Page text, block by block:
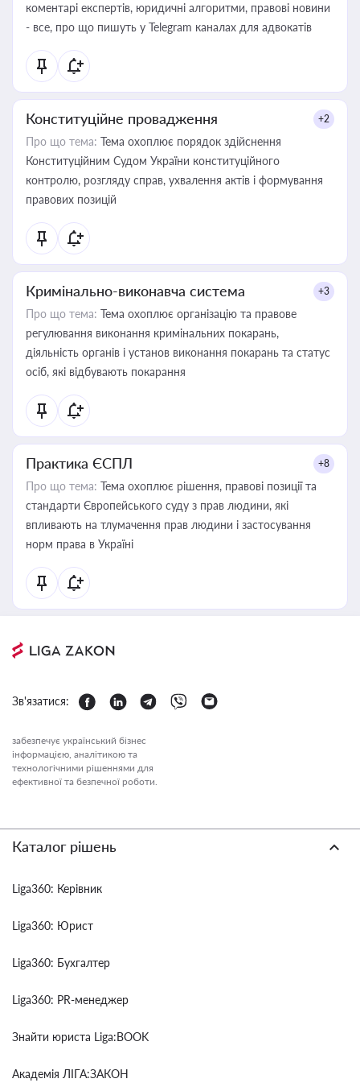
коментарі експертів, юридичні алгоритми, правові новини
- все, про що пишуть у Telegram каналах для адвокатів
Конституційне провадження +2
Про що тема: Тема охоплює порядок здійснення
Конституційним Судом України конституційного
контролю, розгляду справ, ухвалення актів і формування
правових позицій
Кримінально-виконавча система +3
Про що тема: Тема охоплює організацію та правове
регулювання виконання кримінальних покарань,
діяльність органів і установ виконання покарань та статус
осіб, які відбувають покарання
Практика ЄСПЛ +8
Про що тема: Тема охоплює рішення, правові позиції та
стандарти Європейського суду з прав людини, які
впливають на тлумачення прав людини і застосування
норм права в Україні
Зв'язатися:
забезпечує український бізнес
інформацією, аналітикою та
технологічними рішеннями для
ефективної та безпечної роботи.
Каталог рішень
Liga360: Керівник
Liga360: Юрист
Liga360: Бухгалтер
Liga360: PR-менеджер
Знайти юриста Liga:BOOK
Академія ЛІГА:ЗАКОН